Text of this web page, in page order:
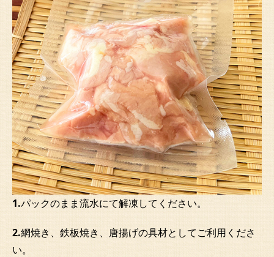
1.パックのまま流水にて解凍してください。
2.網焼き、鉄板焼き、唐揚げの具材としてご利用くださ
い。